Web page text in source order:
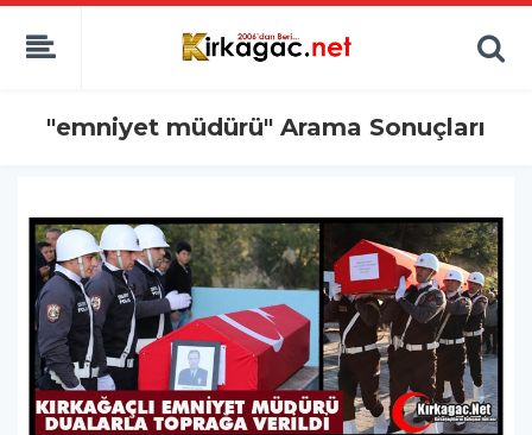
"emniyet müdürü" Arama Sonuçları